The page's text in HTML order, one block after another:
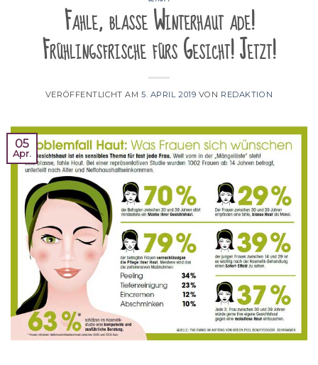
Fahle, blasse Winterhaut ade!
Frühlingsfrische fürs Gesicht! Jetzt!
VERÖFFENTLICHT AM 5. APRIL 2019 VON REDAKTION
05
Apr.